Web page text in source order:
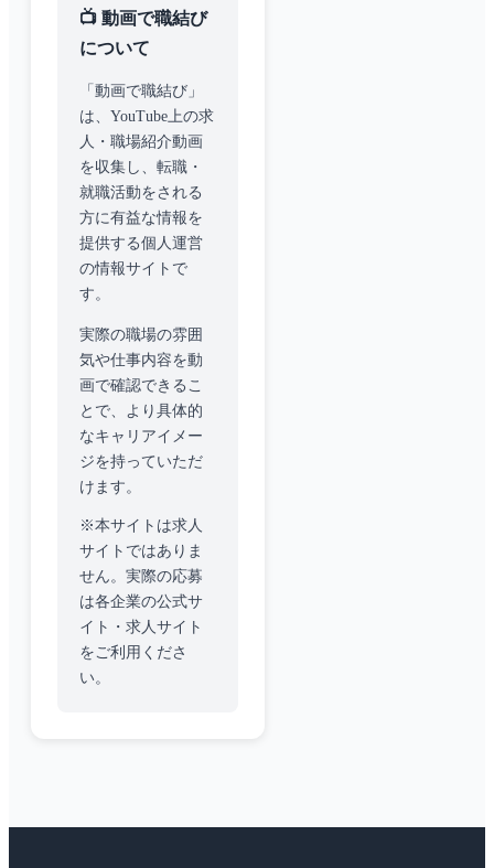
📺 動画で職結び
について
「動画で職結び」
は、YouTube上の求
人・職場紹介動画
を収集し、転職・
就職活動をされる
方に有益な情報を
提供する個人運営
の情報サイトで
す。
実際の職場の雰囲
気や仕事内容を動
画で確認できるこ
とで、より具体的
なキャリアイメー
ジを持っていただ
けます。
※本サイトは求人
サイトではありま
せん。実際の応募
は各企業の公式サ
イト・求人サイト
をご利用くださ
い。